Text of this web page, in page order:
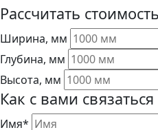
Рассчитать стоимость
Ширина, мм
Глубина, мм
Высота, мм
Как с вами связаться
Имя*